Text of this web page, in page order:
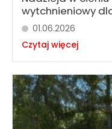
wytchnieniowy
01.06.2026
Czytaj więcej